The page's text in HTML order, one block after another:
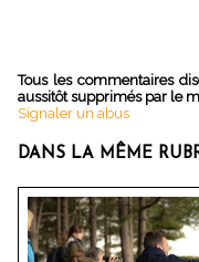
Tous les commentaires
aussitôt supprimés par le
Signaler un abus
DANS LA MÊME